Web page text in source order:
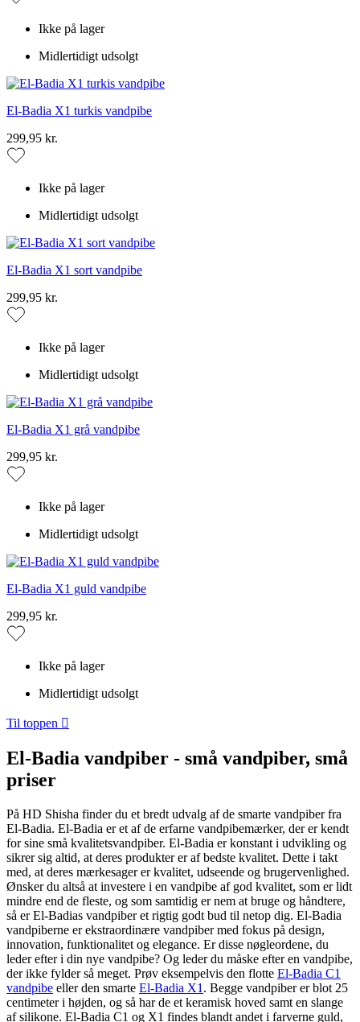
Ikke på lager
Midlertidigt udsolgt
El-Badia X1 turkis vandpibe
299,95 kr.
Ikke på lager
Midlertidigt udsolgt
El-Badia X1 sort vandpibe
299,95 kr.
Ikke på lager
Midlertidigt udsolgt
El-Badia X1 grå vandpibe
299,95 kr.
Ikke på lager
Midlertidigt udsolgt
El-Badia X1 guld vandpibe
299,95 kr.
Ikke på lager
Midlertidigt udsolgt
Til toppen 
El-Badia vandpiber - små vandpiber, små
priser
På HD Shisha finder du et bredt udvalg af de smarte vandpiber fra
El-Badia. El-Badia er et af de erfarne vandpibemærker, der er kendt
for sine små kvalitetsvandpiber. El-Badia er konstant i udvikling og
sikrer sig altid, at deres produkter er af bedste kvalitet. Dette i takt
med, at deres mærkesager er kvalitet, udseende og brugervenlighed.
Ønsker du altså at investere i en vandpibe af god kvalitet, som er lidt
mindre end de fleste, og som samtidig er nem at bruge og håndtere,
så er El-Badias vandpiber et rigtig godt bud til netop dig. El-Badia
vandpiberne er ekstraordinære vandpiber med fokus på design,
innovation, funktionalitet og elegance. Er disse nøgleordene, du
leder efter i din nye vandpibe? Og leder du måske efter en vandpibe,
der ikke fylder så meget. Prøv eksempelvis den flotte El-Badia C1
vandpibe eller den smarte El-Badia X1 . Begge vandpiber er blot 25
centimeter i højden, og så har de et keramisk hoved samt en slange
af silikone. El-Badia C1 og X1 findes blandt andet i farverne guld,